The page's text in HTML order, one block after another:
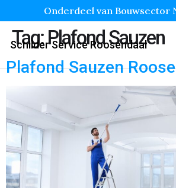
Onderdeel van Bouwsector
Schilder Service Roosendaal
Tag:Plafond Sauzen
Plafond Sauzen